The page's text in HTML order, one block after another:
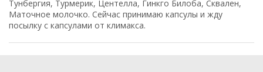
Тунбергия, Турмерик, Центелла, Гинкго Билоба, Сквален,
Маточное молочко. Сейчас принимаю капсулы и жду
посылку с капсулами от климакса.